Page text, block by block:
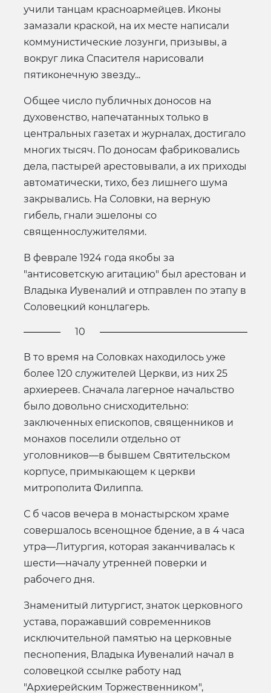
учили танцам красноармейцев. Иконы
замазали краской, на их месте написали
коммунистические лозунги, призывы, а
вокруг лика Спасителя нарисовали
пятиконечную звезду...
Общее число публичных доносов на
духовенство, напечатанных только в
центральных газетах и журналах, достигало
многих тысяч. По доносам фабриковались
дела, пастырей арестовывали, а их приходы
автоматически, тихо, без лишнего шума
закрывались. На Соловки, на верную
гибель, гнали эшелоны со
священнослужителями.
В феврале 1924 года якобы за
"антисоветскую агитацию" был арестован и
Владыка Иувеналий и отправлен по этапу в
Соловецкий концлагерь.
10
В то время на Соловках находилось уже
более 120 служителей Церкви, из них 25
архиереев. Сначала лагерное начальство
было довольно снисходительно:
заключенных епископов, священников и
монахов поселили отдельно от
уголовников—в бывшем Святительском
корпусе, примыкающем к церкви
митрополита Филиппа.
С б часов вечера в монастырском храме
совершалось всенощное бдение, а в 4 часа
утра—Литургия, которая заканчивалась к
шести—началу утренней поверки и
рабочего дня.
Знаменитый литургист, знаток церковного
устава, поражавший современников
исключительной памятью на церковные
песнопения, Владыка Иувеналий начал в
соловецкой ссылке работу над
"Архиерейским Торжественником",